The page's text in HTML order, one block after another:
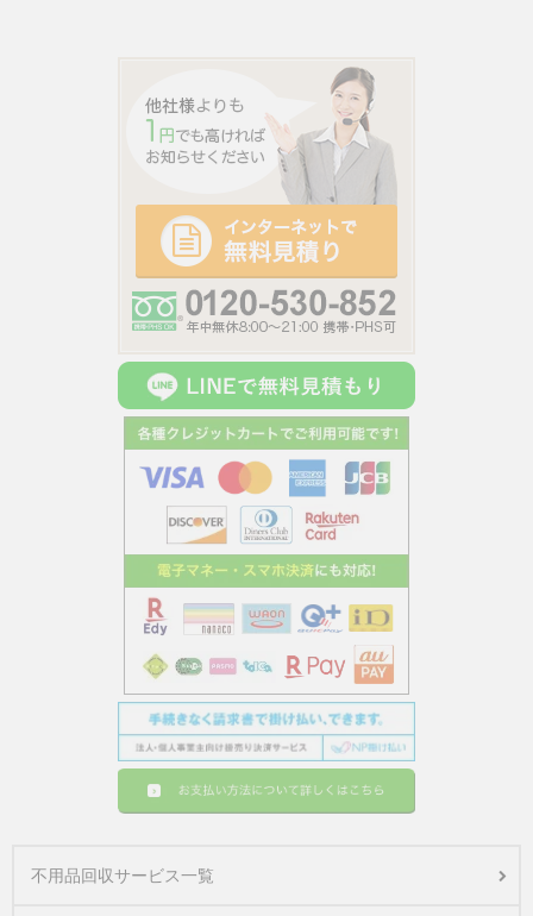
不用品回収サービス一覧